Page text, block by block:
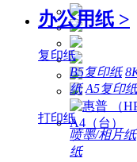
办公用纸 >
复印纸
B5复印纸
纸 A5复印纸
打印纸
喷墨/相片纸
纸